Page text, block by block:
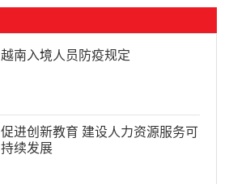
越南入境人员防疫规定
促进创新教育 建设人力资源服务可
持续发展